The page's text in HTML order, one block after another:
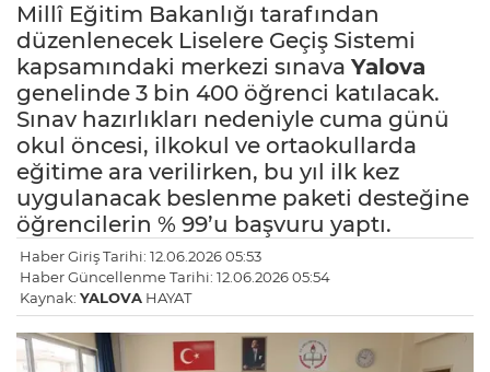
Millî Eğitim Bakanlığı tarafından
düzenlenecek Liselere Geçiş Sistemi
kapsamındaki merkezi sınava Yalova
genelinde 3 bin 400 öğrenci katılacak.
Sınav hazırlıkları nedeniyle cuma günü
okul öncesi, ilkokul ve ortaokullarda
eğitime ara verilirken, bu yıl ilk kez
uygulanacak beslenme paketi desteğine
öğrencilerin % 99’u başvuru yaptı.
Haber Giriş Tarihi: 12.06.2026 05:53
Haber Güncellenme Tarihi: 12.06.2026 05:54
Kaynak: YALOVA HAYAT